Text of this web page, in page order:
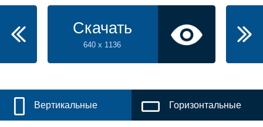
Скачать
640 x 1136
Вертикальные Горизонтальные